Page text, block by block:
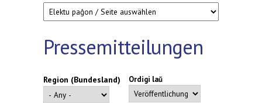
Pressemitteilungen
Region (Bundesland) Ordigi laŭ